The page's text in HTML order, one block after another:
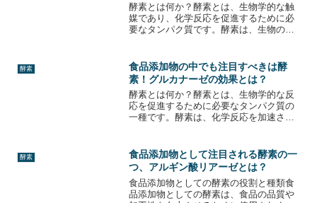
酵素とは何か？酵素とは、生物学的な触
媒であり、化学反応を促進するために必
要なタンパク質です。酵素は、生物の体
せない役割を果たしています。酵素は、
化学反応を促進するために...
酵素
食品添加物の中でも注目すべきは酵
素！グルカナーゼの効果とは？
酵素とは何か？酵素とは、生物学的な反
応を促進するために必要なタンパク質の
一種です。酵素は、化学反応を加速させ
果たしています。酵素は、その機能に応
じて様々な種類があります...
酵素
食品添加物として注目される酵素の一
つ、アルギン酸リアーゼとは？
食品添加物としての酵素の役割と種類食
品添加物としての酵素は、食品の品質や